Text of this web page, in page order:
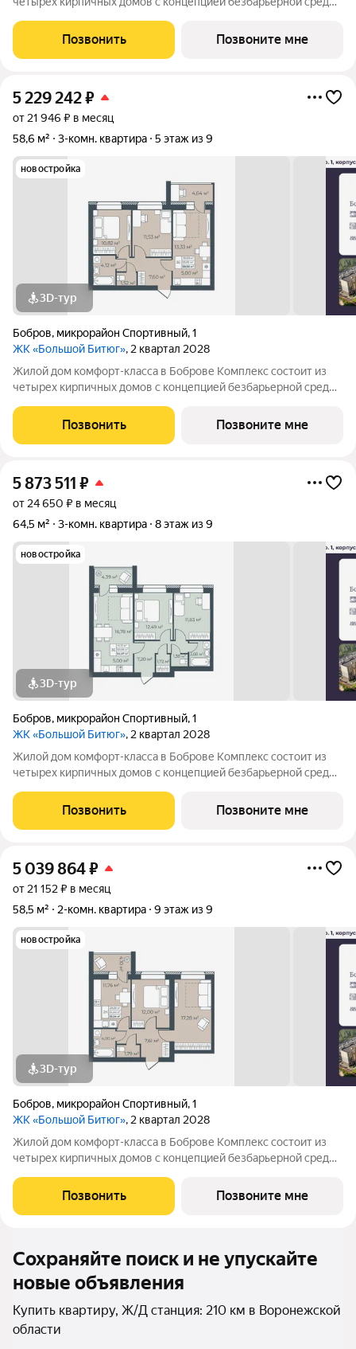
пожилых людей и родителей с колясками. Функциональное
использование квадратных
Позвонить Позвоните мне
5 229 242₽
от 21 946 ₽ в месяц
58,6 м²
3-комн. квартира 5 этаж из 9
новостройка
3D-тур
Бобров, микрорайон Спортивный,1
ЖК «Большой Битюг», 2 квартал 2028
Жилой дом комфорт-класса в Боброве Комплекс состоит из
четырех кирпичных домов с концепцией безбарьерной среды,
пожилых людей и родителей с колясками. Функциональное
использование квадратных
Позвонить Позвоните мне
5 873 511 ₽
от 24 650 ₽ в месяц
64,5 м²
3-комн. квартира 8 этаж из 9
новостройка
3D-тур
Бобров, микрорайон Спортивный,1
ЖК «Большой Битюг», 2 квартал 2028
Жилой дом комфорт-класса в Боброве Комплекс состоит из
четырех кирпичных домов с концепцией безбарьерной среды,
пожилых людей и родителей с колясками. Функциональное
использование квадратных
Позвонить Позвоните мне
5 039 864₽
от 21 152 ₽ в месяц
58,5 м²
2-комн. квартира 9 этаж из 9
новостройка
3D-тур
Бобров, микрорайон Спортивный,1
ЖК «Большой Битюг», 2 квартал 2028
Жилой дом комфорт-класса в Боброве Комплекс состоит из
четырех кирпичных домов с концепцией безбарьерной среды,
пожилых людей и родителей с колясками. Функциональное
использование квадратных
Позвонить Позвоните мне
Сохраняйте поиск и не упускайте
новые объявления
Купить квартиру, Ж/Д станция: 210 км в Воронежской
области